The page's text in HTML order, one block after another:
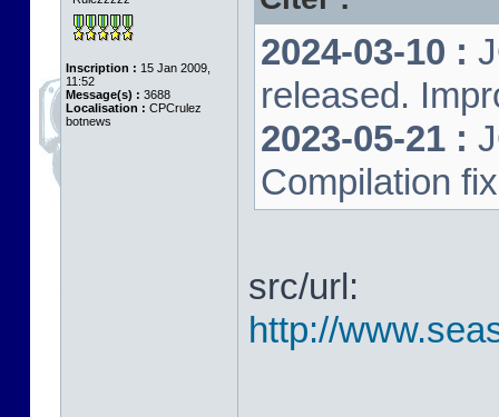
Inscription : 15 Jan 2009,
11:52
Message(s) : 3688
Localisation : CPCrulez
botnews
2024-03-10 :
released.
2023-05-21 :
Compilation
src/url:
http://